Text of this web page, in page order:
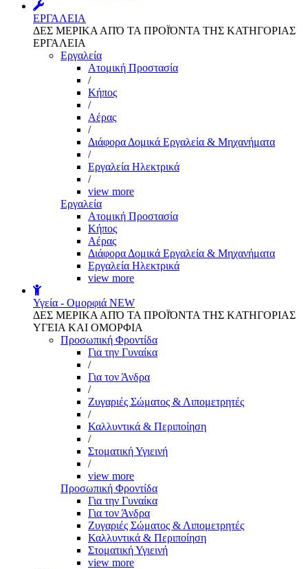
ΕΡΓΑΛΕΙΑ
ΔΕΣ ΜΕΡΙΚΑ ΑΠΌ ΤΑ ΠΡΟΪΌΝΤΑ ΤΗΣ ΚΑΤΗΓΟΡΙΑΣ
ΕΡΓΑΛΕΙΑ
Εργαλεία
Aτομική Προστασία
/
Kήπος
/
Αέρας
/
Διάφορα Δομικά Εργαλεία & Μηχανήματα
/
Εργαλεία Ηλεκτρικά
/
view more
Εργαλεία
Aτομική Προστασία
Kήπος
Αέρας
Διάφορα Δομικά Εργαλεία & Μηχανήματα
Εργαλεία Ηλεκτρικά
view more
Υγεία - Ομορφιά NEW
ΔΕΣ ΜΕΡΙΚΑ ΑΠΌ ΤΑ ΠΡΟΪΌΝΤΑ ΤΗΣ ΚΑΤΗΓΟΡΙΑΣ
ΥΓΕΙΑ ΚΑΙ ΟΜΟΡΦΙΑ
Προσωπική Φροντίδα
Για την Γυναίκα
/
Για τον Άνδρα
/
Ζυγαριές Σώματος & Λιπομετρητές
/
Καλλυντικά & Περιποίηση
/
Στοματική Υγιεινή
/
view more
Προσωπική Φροντίδα
Για την Γυναίκα
Για τον Άνδρα
Ζυγαριές Σώματος & Λιπομετρητές
Καλλυντικά & Περιποίηση
Στοματική Υγιεινή
view more